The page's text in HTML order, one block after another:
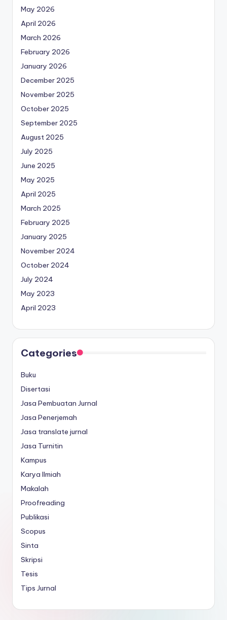
May 2026
April 2026
March 2026
February 2026
January 2026
December 2025
November 2025
October 2025
September 2025
August 2025
July 2025
June 2025
May 2025
April 2025
March 2025
February 2025
January 2025
November 2024
October 2024
July 2024
May 2023
April 2023
Categories
Buku
Disertasi
Jasa Pembuatan Jurnal
Jasa Penerjemah
Jasa translate jurnal
Jasa Turnitin
Kampus
Karya Ilmiah
Makalah
Proofreading
Publikasi
Scopus
Sinta
Skripsi
Tesis
Tips Jurnal